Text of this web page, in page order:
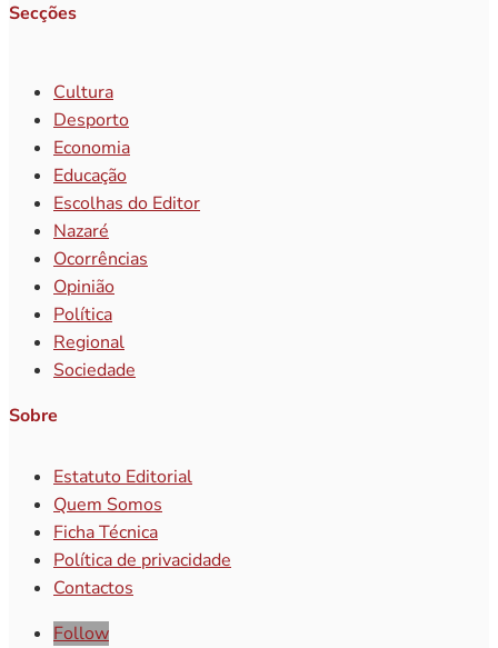
Secções
Cultura
Desporto
Economia
Educação
Escolhas do Editor
Nazaré
Ocorrências
Opinião
Política
Regional
Sociedade
Sobre
Estatuto Editorial
Quem Somos
Ficha Técnica
Política de privacidade
Contactos
Follow